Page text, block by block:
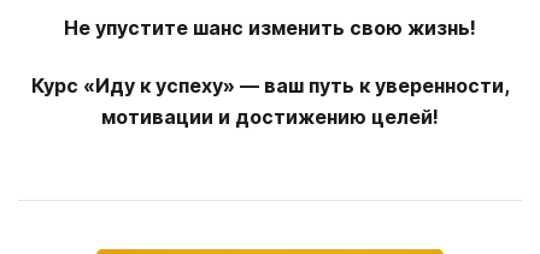
Не упустите шанс изменить свою жизнь!
Курс «Иду к успеху» — ваш путь к уверенности,
мотивации и достижению целей!